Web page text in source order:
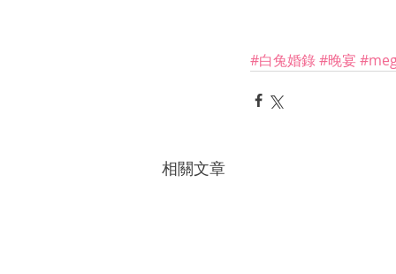
#白兔婚錄#晚宴
相關文章